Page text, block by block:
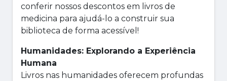
conferir nossos descontos em livros de
medicina para ajudá-lo a construir sua
biblioteca de forma acessível!
Humanidades: Explorando a Experiência
Humana
Livros nas humanidades oferecem profundas